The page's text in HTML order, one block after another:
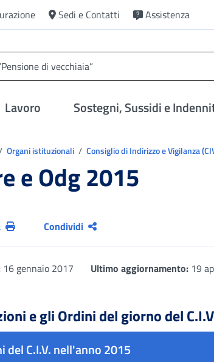
Sedi e Contatti Assistenza
Lavoro Sostegni, Sussidi e
Organi istituzionali Consiglio di Indirizzo e Vigilanza
e Odg 2015
Condividi
16 gennaio 2017 Ultimo aggiornamento: 19
e gli Ordini del giorno del
del C.I.V. nell'anno 2015